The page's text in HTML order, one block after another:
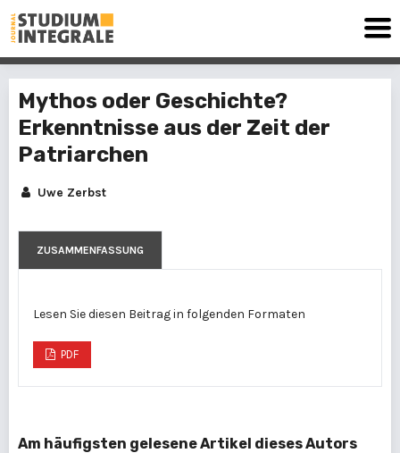
Mythos oder Geschichte?
Erkenntnisse aus der Zeit der
Patriarchen
Uwe Zerbst
ZUSAMMENFASSUNG
Lesen Sie diesen Beitrag in folgenden Formaten
PDF
Am häufigsten gelesene Artikel dieses Autors